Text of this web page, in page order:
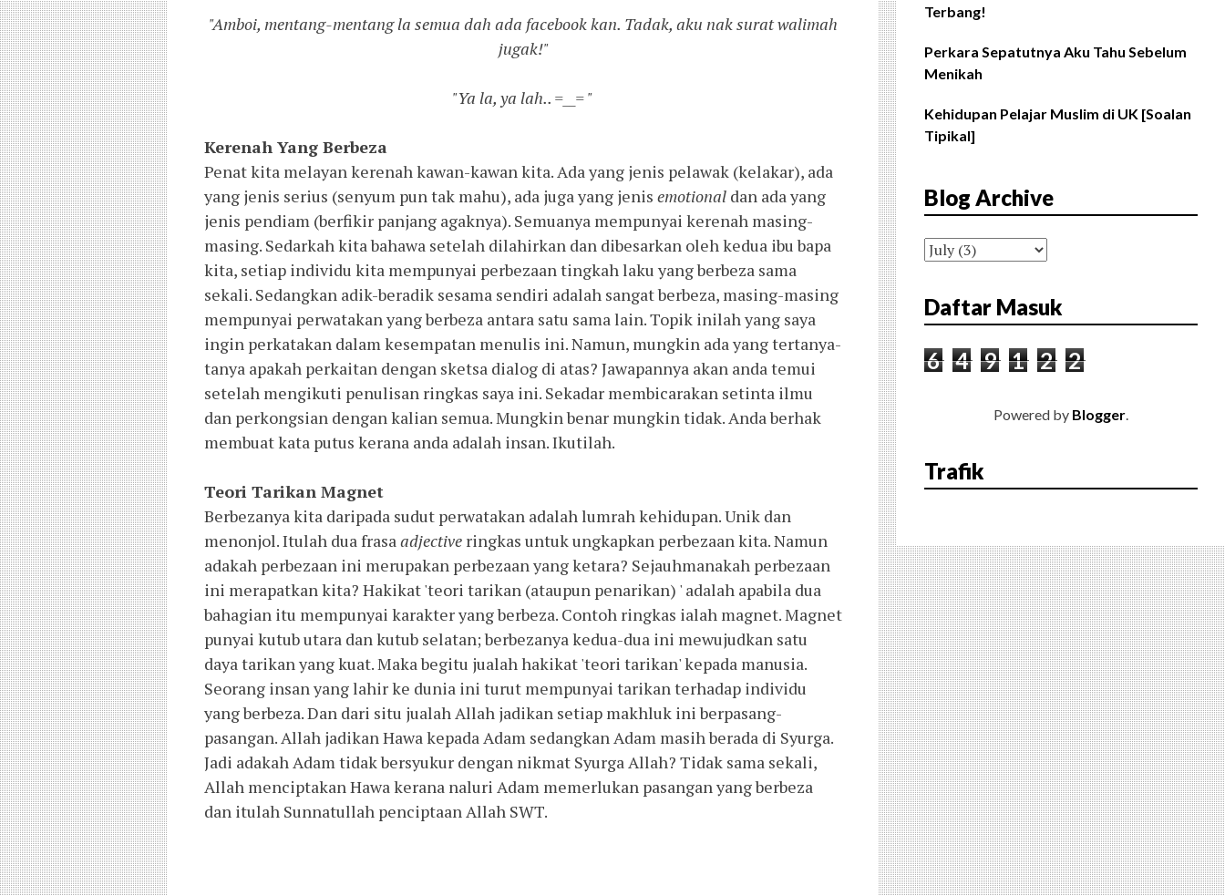
"Amboi, mentang-mentang la semua dah ada facebook kan. Tadak, aku nak surat walimah
jugak!"
"Ya la, ya lah.. =__= "
Kerenah Yang Berbeza
Penat kita melayan kerenah kawan-kawan kita. Ada yang jenis pelawak (kelakar), ada
yang jenis serius (senyum pun tak mahu), ada juga yang jenis emotional dan ada yang
jenis pendiam (berfikir panjang agaknya). Semuanya mempunyai kerenah masing-
masing. Sedarkah kita bahawa setelah dilahirkan dan dibesarkan oleh kedua ibu bapa
kita, setiap individu kita mempunyai perbezaan tingkah laku yang berbeza sama
sekali. Sedangkan adik-beradik sesama sendiri adalah sangat berbeza, masing-masing
mempunyai perwatakan yang berbeza antara satu sama lain. Topik inilah yang saya
ingin perkatakan dalam kesempatan menulis ini. Namun, mungkin ada yang tertanya-
tanya apakah perkaitan dengan sketsa dialog di atas? Jawapannya akan anda temui
setelah mengikuti penulisan ringkas saya ini. Sekadar membicarakan setinta ilmu
dan perkongsian dengan kalian semua. Mungkin benar mungkin tidak. Anda berhak
membuat kata putus kerana anda adalah insan. Ikutilah.
Teori Tarikan Magnet
Berbezanya kita daripada sudut perwatakan adalah lumrah kehidupan. Unik dan
menonjol. Itulah dua frasaadjective ringkas untuk ungkapkan perbezaan kita. Namun
adakah perbezaan ini merupakan perbezaan yang ketara? Sejauhmanakah perbezaan
ini merapatkan kita? Hakikat 'teori tarikan (ataupun penarikan) ' adalah apabila dua
bahagian itu mempunyai karakter yang berbeza. Contoh ringkas ialah magnet. Magnet
punyai kutub utara dan kutub selatan; berbezanya kedua-dua ini mewujudkan satu
daya tarikan yang kuat. Maka begitu jualah hakikat 'teori tarikan' kepada manusia.
Seorang insan yang lahir ke dunia ini turut mempunyai tarikan terhadap individu
yang berbeza. Dan dari situ jualah Allah jadikan setiap makhluk ini berpasang-
pasangan. Allah jadikan Hawa kepada Adam sedangkan Adam masih berada di Syurga.
Jadi adakah Adam tidak bersyukur dengan nikmat Syurga Allah? Tidak sama sekali,
Allah menciptakan Hawa kerana naluri Adam memerlukan pasangan yang berbeza
dan itulah Sunnatullah penciptaan Allah SWT.
Terbang!
Perkara Sepatutnya Aku Tahu Sebelum
Menikah
Kehidupan Pelajar Muslim di UK [Soalan
Tipikal]
Blog Archive
Daftar Masuk
6 4 9 1 2 2
Powered by Blogger.
Trafik